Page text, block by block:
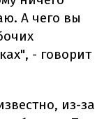
А чего вы
- говорит
из-за